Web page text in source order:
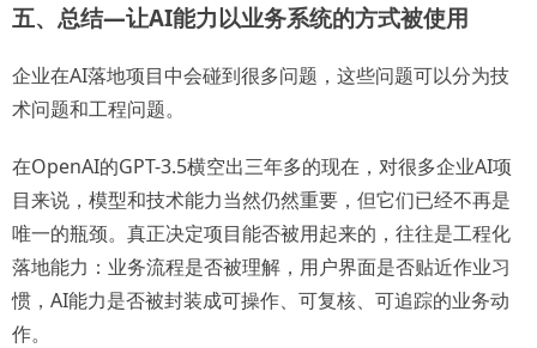
五、总结—让AI能力以业务系统的方式被使用
企业在AI落地项目中会碰到很多问题，这些问题可以分为技
术问题和工程问题。
在OpenAI的GPT-3.5横空出三年多的现在，对很多企业AI项
目来说，模型和技术能力当然仍然重要，但它们已经不再是
唯一的瓶颈。真正决定项目能否被用起来的，往往是工程化
落地能力：业务流程是否被理解，用户界面是否贴近作业习
惯，AI能力是否被封装成可操作、可复核、可追踪的业务动
作。